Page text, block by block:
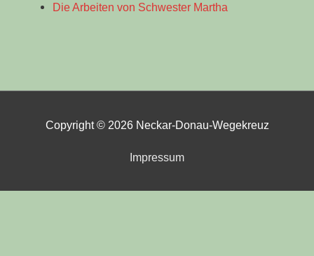
Die Arbeiten von Schwester Martha
Copyright © 2026 Neckar-Donau-Wegekreuz
Impressum